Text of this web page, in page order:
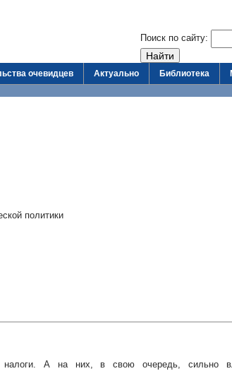
Поиск по сайту:
очевидцев Актуально Библиотека
политики
налоги. А на них, в свою очередь, сильно